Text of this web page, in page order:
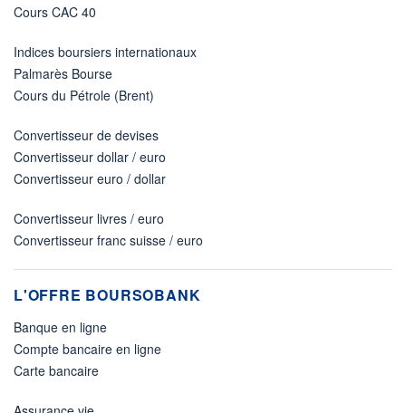
Cours CAC 40
Indices boursiers internationaux
Palmarès Bourse
Cours du Pétrole (Brent)
Convertisseur de devises
Convertisseur dollar / euro
Convertisseur euro / dollar
Convertisseur livres / euro
Convertisseur franc suisse / euro
L'OFFRE BOURSOBANK
Banque en ligne
Compte bancaire en ligne
Carte bancaire